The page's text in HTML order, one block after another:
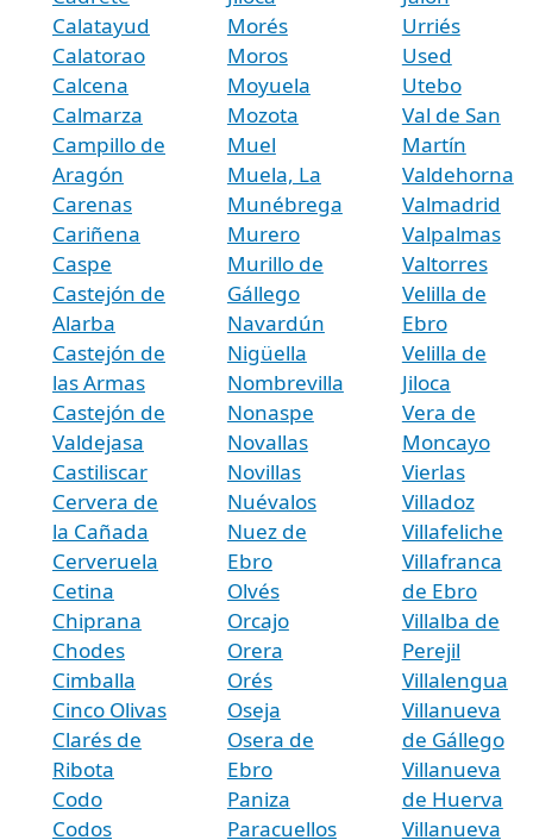
Calatayud
Calatorao
Calcena
Calmarza
Campillo de
Aragón
Carenas
Cariñena
Caspe
Castejón de
Alarba
Castejón de
las Armas
Castejón de
Valdejasa
Castiliscar
Cervera de
la Cañada
Cerveruela
Cetina
Chiprana
Chodes
Cimballa
Cinco Olivas
Clarés de
Ribota
Codo
Codos
Morés
Moros
Moyuela
Mozota
Muel
Muela, La
Munébrega
Murero
Murillo de
Gállego
Navardún
Nigüella
Nombrevilla
Nonaspe
Novallas
Novillas
Nuévalos
Nuez de
Ebro
Olvés
Orcajo
Orera
Orés
Oseja
Osera de
Ebro
Paniza
Paracuellos
Urriés
Used
Utebo
Val de San
Martín
Valdehorna
Valmadrid
Valpalmas
Valtorres
Velilla de
Ebro
Velilla de
Jiloca
Vera de
Moncayo
Vierlas
Villadoz
Villafeliche
Villafranca
de Ebro
Villalba de
Perejil
Villalengua
Villanueva
de Gállego
Villanueva
de Huerva
Villanueva